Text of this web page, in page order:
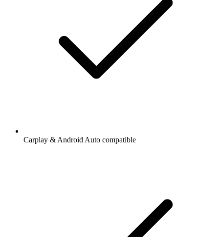
Carplay & Android Auto compatible